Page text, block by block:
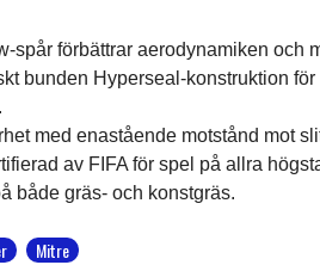
spår förbättrar aerodynamiken och
bunden Hyperseal-konstruktion
med enastående motstånd mot
av FIFA för spel på allra
både gräs- och konstgräs.
Mitre